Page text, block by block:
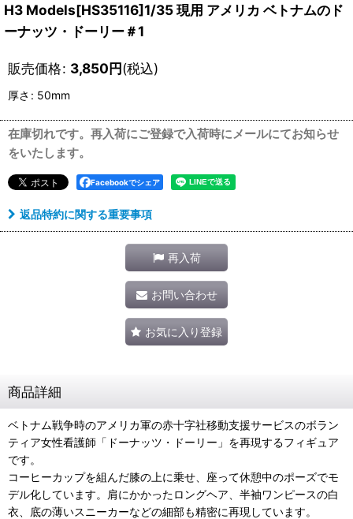
H3 Models[HS35116]1/35 現用 アメリカ ベトナムのド
ーナッツ・ドーリー＃1
販売価格: 3,850円(税込)
厚さ : 50mm
在庫切れです。再入荷にご登録で入荷時にメールにてお知らせ
をいたします。
Facebookでシェア
返品特約に関する重要事項
再入荷
お問い合わせ
お気に入り登録
商品詳細
ベトナム戦争時のアメリカ軍の赤十字社移動支援サービスのボラン
ティア女性看護師「ドーナッツ・ドーリー」を再現するフィギュア
です。
コーヒーカップを組んだ膝の上に乗せ、座って休憩中のポーズでモ
デル化しています。肩にかかったロングヘア、半袖ワンピースの白
衣、底の薄いスニーカーなどの細部も精密に再現しています。